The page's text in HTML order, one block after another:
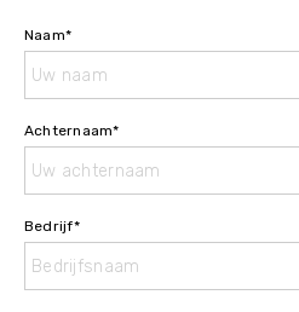
Naam*
Achternaam*
Bedrijf*